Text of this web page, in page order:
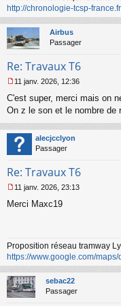
http://chronologie-tcsp-france.fr
Airbus
Passager
Re: Travaux T6
e
s
a
g
e
o
l
u
11 janv. 2026, 12:36
C'est super, merci mais on
On z le son et le nombre de
alecjcclyon
Passager
Re: Travaux T6
e
g
e
n
o
n
l
11 janv. 2026, 23:13
Merci Maxc19
Proposition réseau tramway
https://www.google.com/
sebac22
Passager